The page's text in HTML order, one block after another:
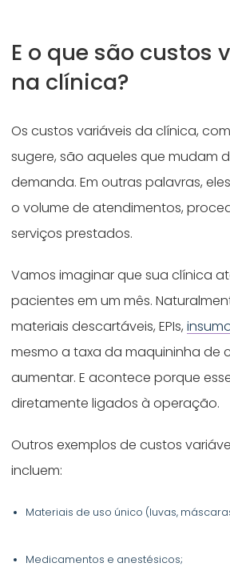
E o que são custos
na clínica?
Os custos variáveis da clínica,
sugere, são aqueles que mudam
demanda. Em outras palavras,
o volume de atendimentos,
serviços prestados.
Vamos imaginar que sua clínica
pacientes em um mês.
materiais descartáveis, EPIs,
mesmo a taxa da maquininha de
aumentar. E acontece porque
diretamente ligados à operação.
Outros exemplos de custos
incluem:
Materiais de uso único (luvas,
Medicamentos e anestésicos;